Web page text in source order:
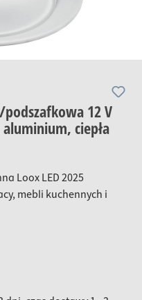
12 V
aluminium, ciepła
Loox LED 2025
mebli kuchennych i